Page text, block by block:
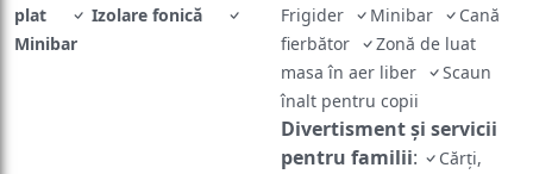
plat
Izolare fonică
Minibar
Frigider
Minibar
Cană
fierbător
Zonă de luat
masa în aer liber
Scaun
înalt pentru copii
Divertisment și servicii
pentru familii:
Cărți,